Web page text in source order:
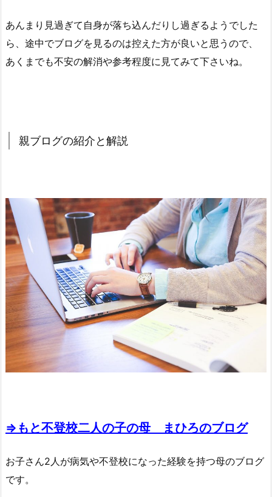
あんまり見過ぎて自身が落ち込んだりし過ぎるようでした
ら、途中でブログを見るのは控えた方が良いと思うので、
あくまでも不安の解消や参考程度に見てみて下さいね。
親ブログの紹介と解説
⇒もと不登校二人の子の母 まひろのブログ
お子さん2人が病気や不登校になった経験を持つ母のブログ
です。